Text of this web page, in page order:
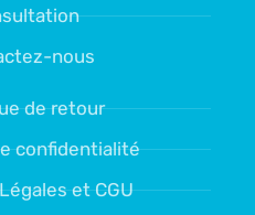
nous
de retour
confidentialité
et CGU